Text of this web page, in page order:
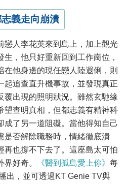
義走向崩潰
戀人李花英來到島上，加上觀光
，他只好重新回到工作崗位，
在他身邊的現任戀人陸遐俐，則
起追查直升機事故，並發現真正
覆出現的照明狀況。雖然玄馳緣
望查明真相，但都志義有精神科
成了另一道阻礙。當他得知自己
是否解除職務時，情緒徹底潰
再也撐不下去了。這座島太可怕
好奇。
《醫到孤島愛上你》 每
出，並可透過KT Genie TV與